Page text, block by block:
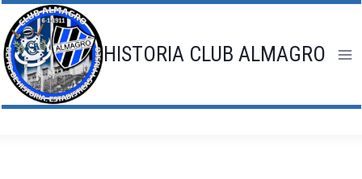
Saltar
al
contenido
HISTORIA CLUB ALMAGRO